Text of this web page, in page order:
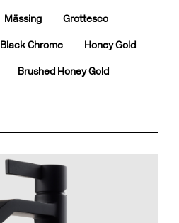
Mässing Grottesco
Black Chrome Honey Gold
Brushed Honey Gold